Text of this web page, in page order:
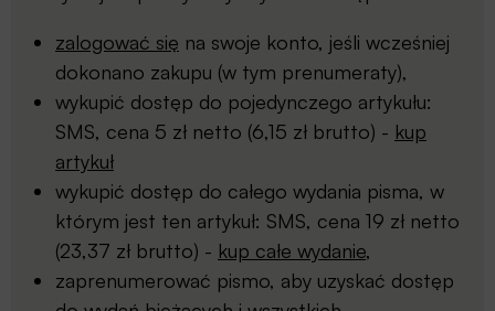
zalogować się na swoje konto, jeśli wcześniej
dokonano zakupu (w tym prenumeraty),
wykupić dostęp do pojedynczego artykułu:
SMS, cena 5 zł netto (6,15 zł brutto) - kup
artykuł
wykupić dostęp do całego wydania pisma, w
którym jest ten artykuł: SMS, cena 19 zł netto
(23,37 zł brutto) - kup całe wydanie,
zaprenumerować pismo, aby uzyskać dostęp